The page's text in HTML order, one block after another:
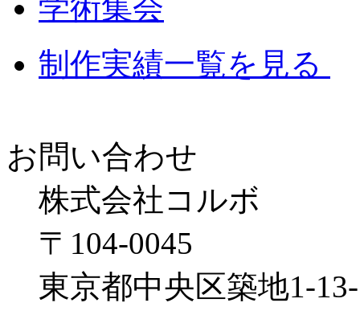
制作実績一覧を見る
お問い合わせ
株式会社コルボ
〒104-0045
東京都中央区築地1-